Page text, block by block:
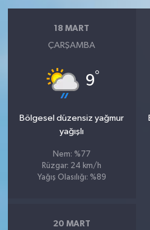
18 MART
ÇARŞAMBA
9°
Bölgesel düzensiz yağmur
yağışlı
Nem: %77
Rüzgar: 24 km/h
Yağış Olasılığı: %89
20 MART